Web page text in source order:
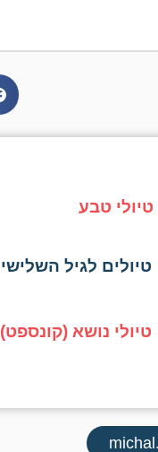
טיולי טבע
טיולים לגיל השלישי
טיולי נושא (קונספט)